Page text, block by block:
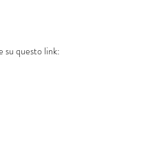
su questo link: